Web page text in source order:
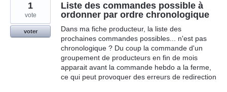
Liste des commandes possible à
ordonner par ordre chronologique
Dans ma fiche producteur, la liste des
prochaines commandes possibles... n'est pas
chronologique ? Du coup la commande d'un
groupement de producteurs en fin de mois
apparait avant la commande hebdo a la ferme,
ce qui peut provoquer des erreurs de redirection
1
vote
voter